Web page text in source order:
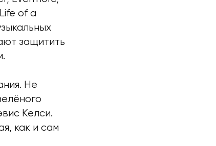
of a
защитить
Не
Келси.
как и сам